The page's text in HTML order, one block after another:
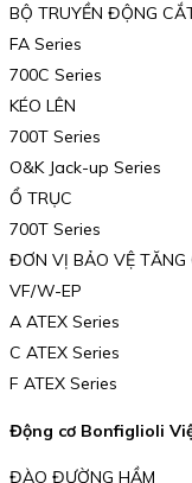
BỘ TRUYỀN ĐỘNG
FA Series
700C Series
KÉO LÊN
700T Series
O&K Jack-up Series
Ổ TRỤC
700T Series
ĐƠN VỊ BẢO VỆ TĂNG
VF/W-EP
A ATEX Series
C ATEX Series
F ATEX Series
Động cơ Bonfiglioli
ĐÀO ĐƯỜNG HẦM